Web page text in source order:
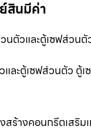
สินมีค่า
นตัวและตู้เซฟส่วน
และตู้เซฟส่วนตัว ตู้
ร้างคอนกรีตเสริม